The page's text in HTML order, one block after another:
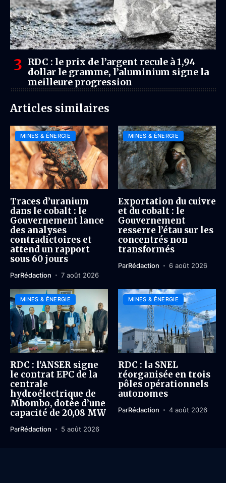
RDC : le prix de l’argent recule à 1,94
dollar le gramme, l’aluminium signe la
meilleure progression
Articles similaires
MINES & ÉNERGIE
Traces d’uranium
dans le cobalt : le
Gouvernement lance
des analyses
contradictoires et
attend un rapport
sous 60 jours
ParRédaction 7 août 2026
MINES & ÉNERGIE
Exportation du cuivre
et du cobalt : le
Gouvernement
resserre l’étau sur les
concentrés non
transformés
ParRédaction 6 août 2026
MINES & ÉNERGIE
RDC : l’ANSER signe
le contrat EPC de la
centrale
hydroélectrique de
Mbombo, dotée d’une
capacité de 20,08 MW
ParRédaction 5 août 2026
MINES & ÉNERGIE
RDC : la SNEL
réorganisée en trois
pôles opérationnels
autonomes
ParRédaction 4 août 2026